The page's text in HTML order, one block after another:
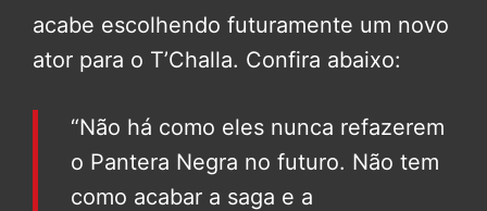
acabe escolhendo futuramente um novo
ator para o T’Challa. Confira abaixo:
“Não há como eles nunca refazerem
o Pantera Negra no futuro. Não tem
como acabar a saga e a